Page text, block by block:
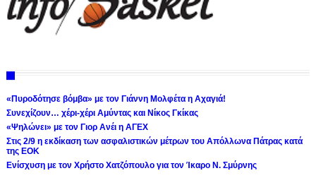
«Πυροδότησε βόμβα» με τον Γιάννη Μολφέτα η Αχαγιά!
Συνεχίζουν… χέρι-χέρι Αμύντας και Νίκος Γκίκας
«Ψηλώνει» με τον Γιορ Ανέι η ΑΓΕΧ
Στις 2/9 η εκδίκαση των ασφαλιστικών μέτρων του Απόλλωνα Πάτρας κατά
της ΕΟΚ
Ενίσχυση με τον Χρήστο Χατζόπουλο για τον Ίκαρο Ν. Σμύρνης